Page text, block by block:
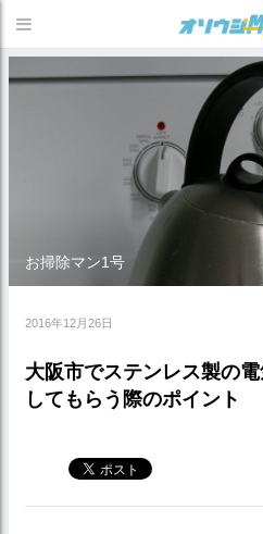
お掃除マン1号
2016年12月26日
大阪市でステンレス製の
してもらう際のポイント